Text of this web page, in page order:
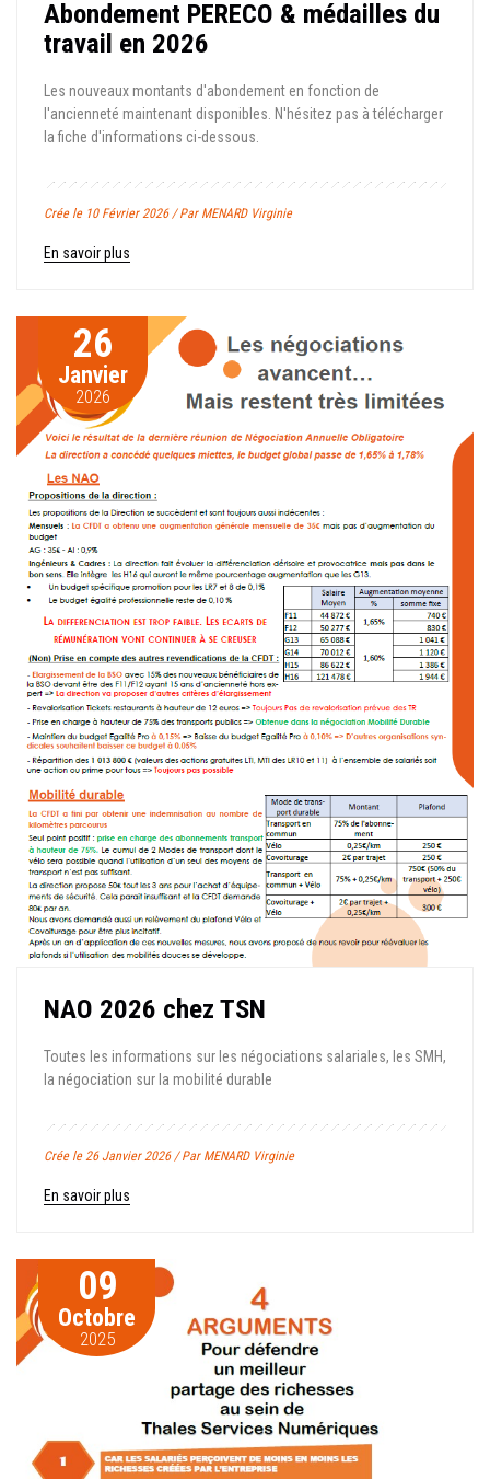
Abondement PERECO & médailles du
travail en 2026
Les nouveaux montants d'abondement en fonction de
l'ancienneté maintenant disponibles. N'hésitez pas à télécharger
la fiche d'informations ci-dessous.
Crée le 10 Février 2026 / Par MENARD Virginie
En savoir plus
26
Janvier
2026
NAO 2026 chez TSN
Toutes les informations sur les négociations salariales, les SMH,
la négociation sur la mobilité durable
Crée le 26 Janvier 2026 / Par MENARD Virginie
En savoir plus
09
Octobre
2025